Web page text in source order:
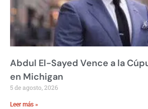
Abdul El-Sayed Vence a la
en Michigan
5 de agosto, 2026
Leer más »